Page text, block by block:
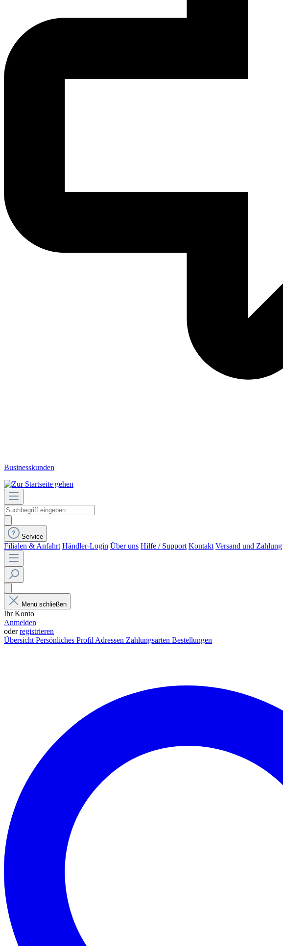
Businesskunden
Service
Filialen & Anfahrt Händler-Login Über uns Hilfe / Support Kontakt Versand und Zahlung
Menü schließen
Ihr Konto
Anmelden
oderregistrieren
ÜbersichtPersönliches ProfilAdressen Zahlungsarten Bestellungen